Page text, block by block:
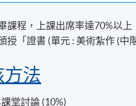
觀 : 3小時
工作室
課程，上課出席率達70%以
授「證書 (單元 : 美術紮作 (中
方法
堂討論 (10%)